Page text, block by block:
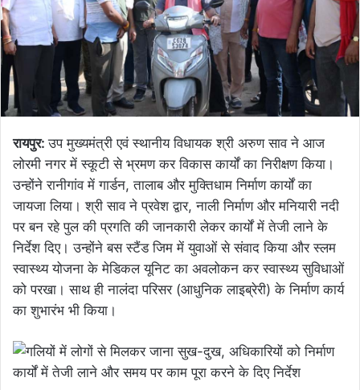
रायपुर:उप मुख्यमंत्री एवं स्थानीय विधायक श्री अरुण साव ने आज
लोरमी नगर में स्कूटी से भ्रमण कर विकास कार्यों का निरीक्षण किया।
उन्होंने रानीगांव में गार्डन, तालाब और मुक्तिधाम निर्माण कार्यों का
जायजा लिया। श्री साव ने प्रवेश द्वार, नाली निर्माण और मनियारी नदी
पर बन रहे पुल की प्रगति की जानकारी लेकर कार्यों में तेजी लाने के
निर्देश दिए। उन्होंने बस स्टैंड जिम में युवाओं से संवाद किया और स्लम
स्वास्थ्य योजना के मेडिकल यूनिट का अवलोकन कर स्वास्थ्य सुविधाओं
को परखा। साथ ही नालंदा परिसर (आधुनिक लाइब्रेरी) के निर्माण कार्य
का शुभारंभ भी किया।